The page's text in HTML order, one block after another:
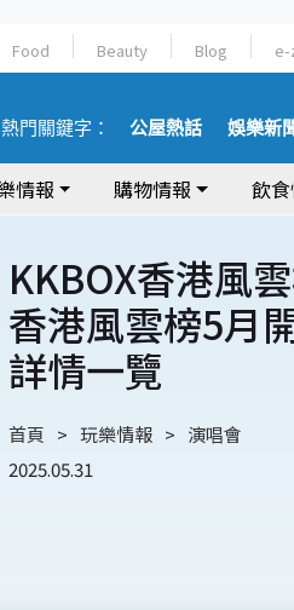
Food Beauty Blog
熱門關鍵字： 公屋熱話 娛樂新
情報 購物情報 飲
KKBOX香港風
香港風雲榜5月
詳情一覽
首頁 玩樂情報
演唱會
2025.05.31